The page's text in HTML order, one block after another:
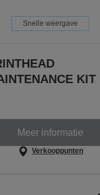
Snelle weergave
KIT
Meer informatie
Verkooppunten